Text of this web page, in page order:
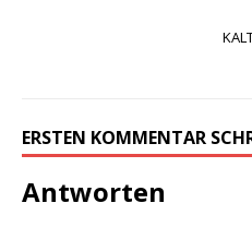
ERSTEN KOMMENTAR
Antworten